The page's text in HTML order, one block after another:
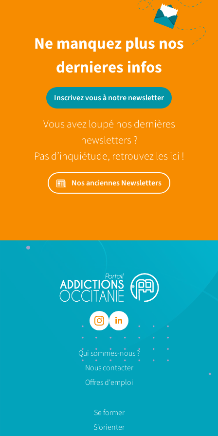
Ne manquez plus nos
dernieres infos
Inscrivez vous à notre newsletter
Vous avez loupé nos dernières
newsletters ?
Pas d’inquiétude, retrouvez les ici !
Nos anciennes Newsletters
Qui sommes-nous ?
Nous contacter
Offres d'emploi
Se former
S'orienter